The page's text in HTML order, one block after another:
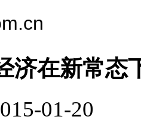
济在新常态
01-20